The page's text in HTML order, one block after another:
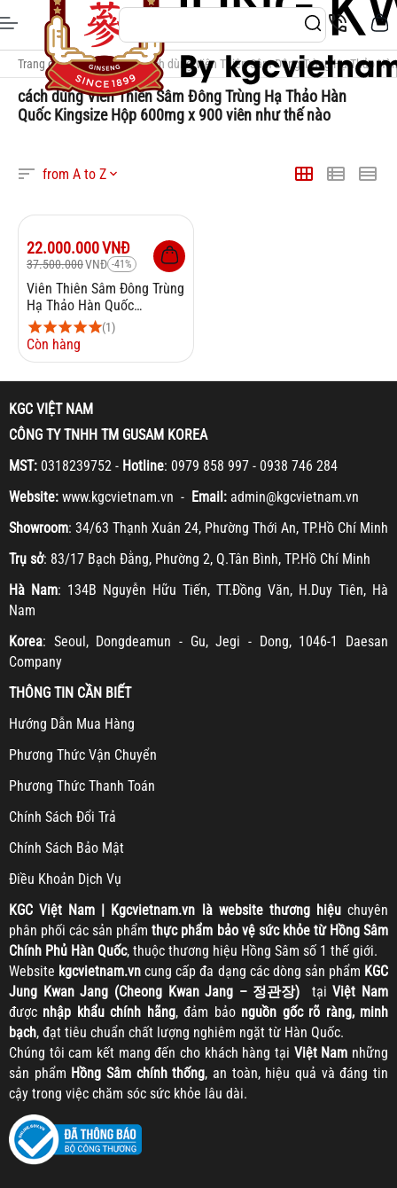
Trang chủ / Thẻ Tags / cách dùng Viên Thiên Sâm Đông Trùng Hạ Thảo
cách dùng Viên Thiên Sâm Đông Trùng Hạ Thảo Hàn
Quốc Kingsize Hộp 600mg x 900 viên như thế nào
from A to Z
22.000.000VNĐ
37.500.000VNĐ -41%
Viên Thiên Sâm Đông Trùng
Hạ Thảo Hàn Quốc
Kingsize Hộp 600mg x 900
viên
(1)
Còn hàng
KGC VIỆT NAM
CÔNG TY TNHH TM GUSAM KOREA
MST: 0318239752 - Hotline: 0979 858 997 - 0938 746 284
Website: www.kgcvietnam.vn - Email: admin@kgcvietnam.vn
Showroom: 34/63 Thạnh Xuân 24, Phường Thới An, TP.Hồ Chí Minh
Trụ sở: 83/17 Bạch Đằng, Phường 2, Q.Tân Bình, TP.Hồ Chí Minh
Hà Nam: 134B Nguyễn Hữu Tiến, TT.Đồng Văn, H.Duy Tiên, Hà
Nam
Korea: Seoul, Dongdeamun - Gu, Jegi - Dong, 1046-1 Daesan
Company
THÔNG TIN CẦN BIẾT
Hướng Dẫn Mua Hàng
Phương Thức Vận Chuyển
Phương Thức Thanh Toán
Chính Sách Đổi Trả
Chính Sách Bảo Mật
Điều Khoản Dịch Vụ
KGCViệt Nam | Kgcvietnam.vn là website thương hiệuchuyên
phân phối các sản phẩmthực phẩm bảo vệ sức khỏe từ Hồng Sâm
Chính Phủ Hàn Quốc, thuộc thương hiệu Hồng Sâm số 1 thế giới.
Website kgcvietnam.vn cung cấp đa dạng các dòng sản phẩm KGC
Jung Kwan Jang (Cheong Kwan Jang – 정관장) tạiViệt Nam
được nhập khẩu chính hãng, đảm bảo nguồn gốc rõ ràng, minh
bạch, đạt tiêu chuẩn chất lượng nghiêm ngặt từ Hàn Quốc.
Chúng tôi cam kết mang đến cho khách hàng tại Việt Nam những
sản phẩm Hồng Sâm chính thống, an toàn, hiệu quả và đáng tin
cậy trong việc chăm sóc sức khỏe lâu dài.